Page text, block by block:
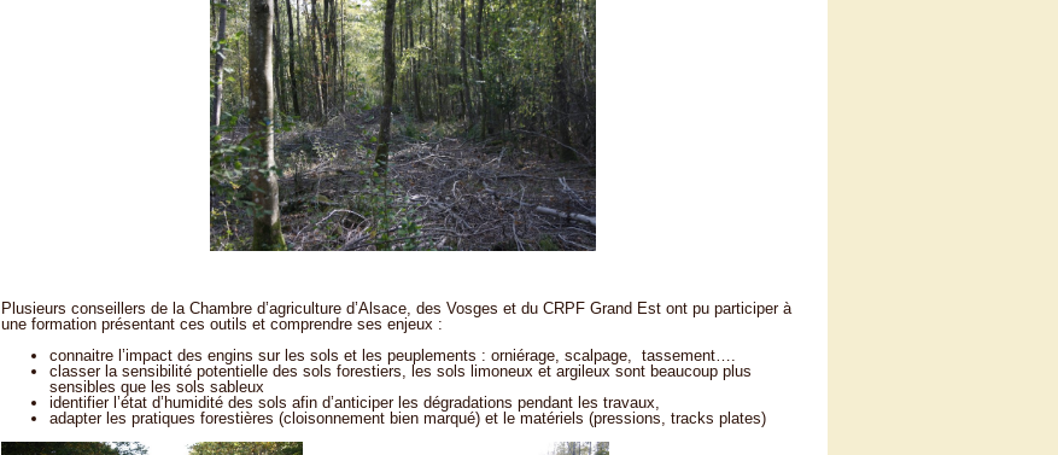
Plusieurs conseillers de la Chambre d’agriculture d’Alsace, des Vosges et du CRPF Grand Est ont pu participer à
une formation présentant ces outils et comprendre ses enjeux :
connaitre l’impact des engins sur les sols et les peuplements : orniérage, scalpage, tassement….
classer la sensibilité potentielle des sols forestiers, les sols limoneux et argileux sont beaucoup plus
sensibles que les sols sableux
identifier l’état d’humidité des sols afin d’anticiper les dégradations pendant les travaux,
adapter les pratiques forestières (cloisonnement bien marqué) et le matériels (pressions, tracks plates)